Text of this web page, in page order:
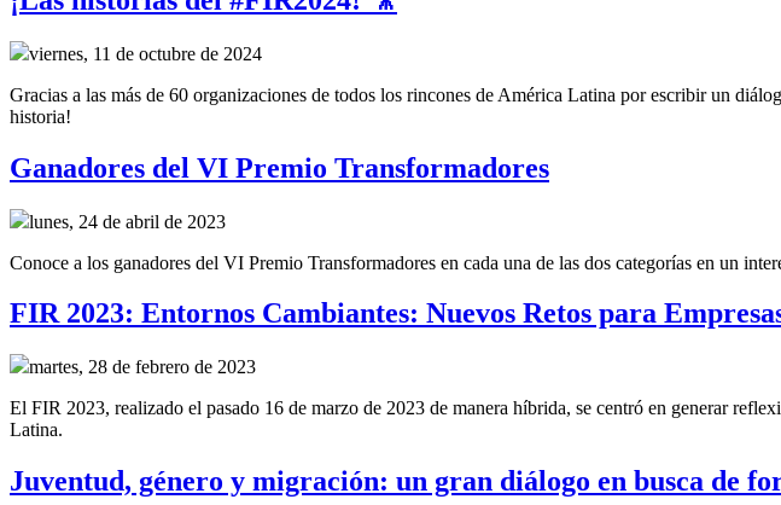
viernes, 11 de octubre de 2024
Gracias a las más de 60 organizaciones de todos los rincones de América Latina por escribir un
historia!
Ganadores del VI Premio Transformadores
lunes, 24 de abril de 2023
Conoce a los ganadores del VI Premio Transformadores en cada una de las dos categorías en un
FIR 2023: Entornos Cambiantes: Nuevos Retos para
martes, 28 de febrero de 2023
El FIR 2023, realizado el pasado 16 de marzo de 2023 de manera híbrida, se centró en generar
Latina.
Juventud, género y migración: un gran diálogo en busca de